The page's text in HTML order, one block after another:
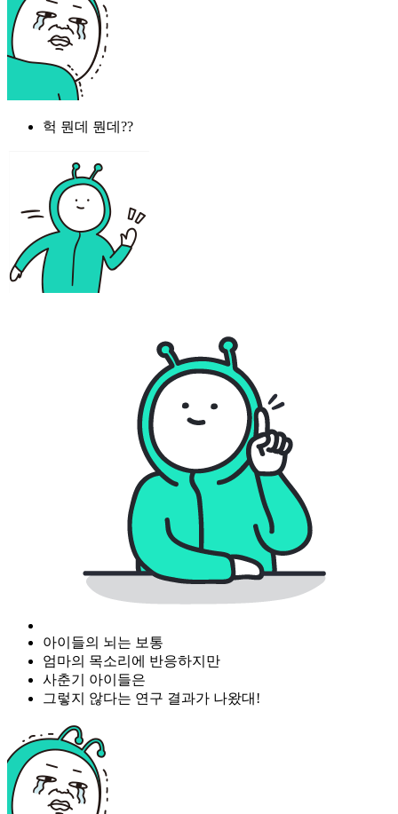
헉 뭔데 뭔데??
아이들의 뇌는 보통
엄마의 목소리에 반응하지만
사춘기 아이들은
그렇지 않다는 연구 결과가 나왔대!